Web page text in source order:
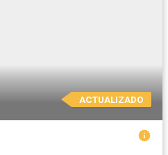
ACTUALIZADO